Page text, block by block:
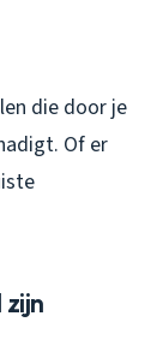
die door je
Of er